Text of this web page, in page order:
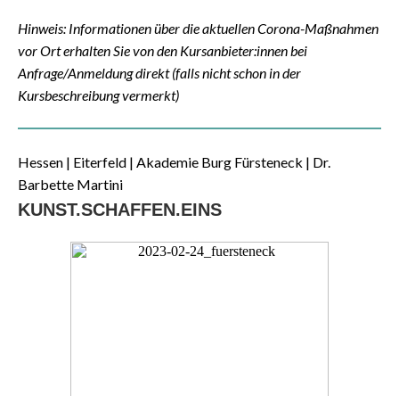
Hinweis: Informationen über die aktuellen Corona-Maßnahmen
vor Ort erhalten Sie von den Kursanbieter:innen bei
Anfrage/Anmeldung direkt (falls nicht schon in der
Kursbeschreibung vermerkt)
Hessen | Eiterfeld | Akademie Burg Fürsteneck | Dr.
Barbette Martini
KUNST.SCHAFFEN.EINS